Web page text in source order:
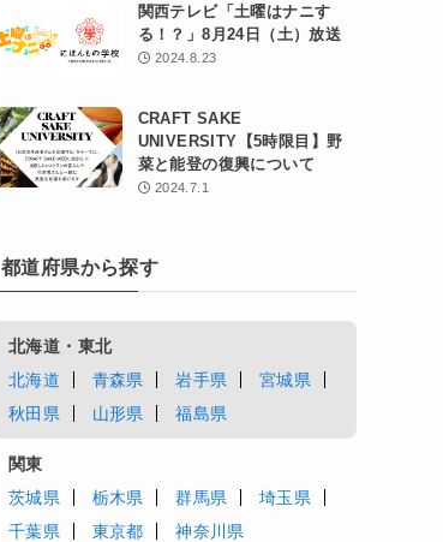
関西テレビ「土曜はナニす
る！？」8月24日（土）放送
2024.8.23
CRAFT SAKE
UNIVERSITY【5時限目】野
菜と能登の復興について
2024.7.1
都道府県から探す
北海道・東北
北海道
青森県 岩手県
宮城県
秋田県
山形県 福島県
関東
茨城県
栃木県 群馬県
埼玉県
千葉県
東京都 神奈川県